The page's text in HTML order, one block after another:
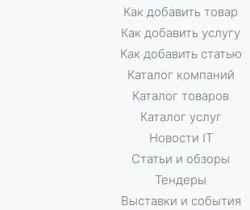
Как добавить товар
Как добавить услугу
Как добавить статью
Каталог компаний
Каталог товаров
Каталог услуг
Новости IT
Статьи и обзоры
Тендеры
Выставки и события